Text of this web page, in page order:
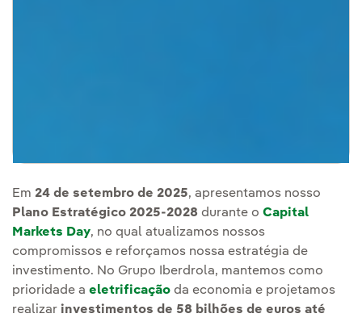
Em 24 de setembro de 2025, apresentamos nosso
Plano Estratégico 2025-2028 durante o Capital
Markets Day, no qual atualizamos nossos
compromissos e reforçamos nossa estratégia de
investimento. No Grupo Iberdrola, mantemos como
prioridade a eletrificação da economia e projetamos
realizar investimentos de 58 bilhões de euros até